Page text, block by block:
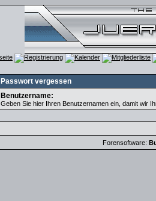
Passwort vergessen
Benutzername:
Geben Sie hier Ihren Benutzernamen ein, damit wir
Forensoftware: